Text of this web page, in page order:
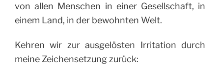
von allen Menschen in einer Gesellschaft, in
einem Land, in der bewohnten Welt.
Kehren wir zur ausgelösten Irritation durch
meine Zeichensetzung zurück: